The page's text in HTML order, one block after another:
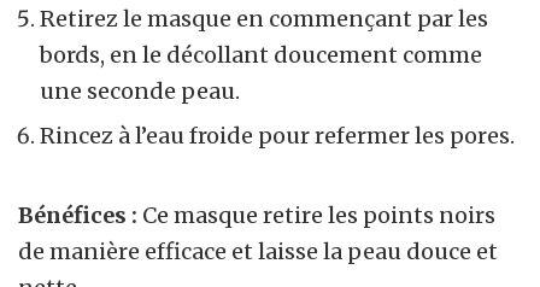
Retirez le masque en commençant par les
bords, en le décollant doucement comme
une seconde peau.
Rincez à l’eau froide pour refermer les pores.
Bénéfices : Ce masque retire les points noirs
de manière efficace et laisse la peau douce et